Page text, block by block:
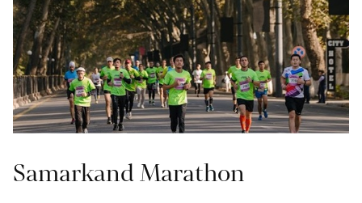
Samarkand Marathon